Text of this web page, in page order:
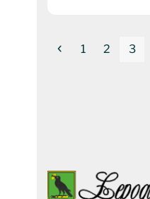
Previous
Page
1 Page
2 Page
3